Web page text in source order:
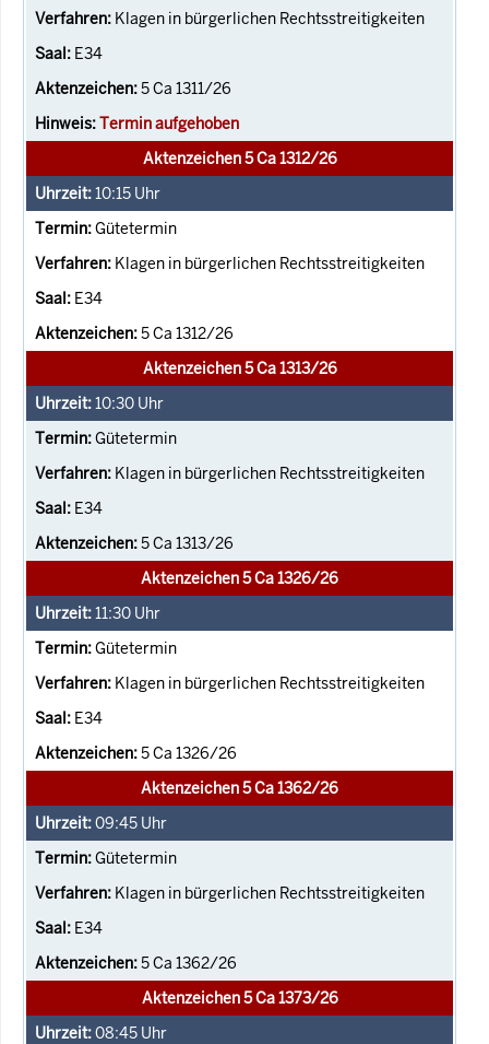
Klagen in bürgerlichen Rechtsstreitigkeiten
E34
5 Ca 1311/26
Termin aufgehoben
Aktenzeichen 5 Ca 1312/26
10:15 Uhr
Gütetermin
Klagen in bürgerlichen Rechtsstreitigkeiten
E34
5 Ca 1312/26
Aktenzeichen 5 Ca 1313/26
10:30 Uhr
Gütetermin
Klagen in bürgerlichen Rechtsstreitigkeiten
E34
5 Ca 1313/26
Aktenzeichen 5 Ca 1326/26
11:30 Uhr
Gütetermin
Klagen in bürgerlichen Rechtsstreitigkeiten
E34
5 Ca 1326/26
Aktenzeichen 5 Ca 1362/26
09:45 Uhr
Gütetermin
Klagen in bürgerlichen Rechtsstreitigkeiten
E34
5 Ca 1362/26
Aktenzeichen 5 Ca 1373/26
08:45 Uhr